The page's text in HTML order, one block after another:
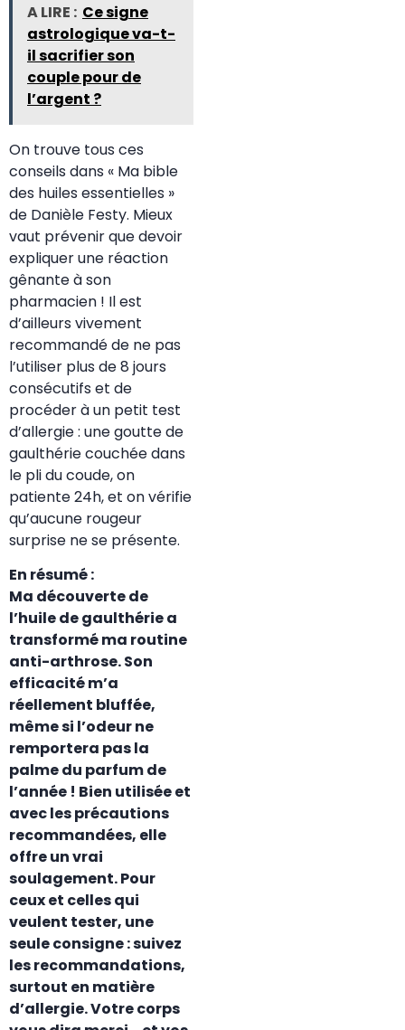
A LIRE : Ce signe
astrologique va-t-
il sacrifier son
couple pour de
l’argent ?
On trouve tous ces
conseils dans « Ma bible
des huiles essentielles »
de Danièle Festy. Mieux
vaut prévenir que devoir
expliquer une réaction
gênante à son
pharmacien ! Il est
d’ailleurs vivement
recommandé de ne pas
l’utiliser plus de 8 jours
consécutifs et de
procéder à un petit test
d’allergie : une goutte de
gaulthérie couchée dans
le pli du coude, on
patiente 24h, et on vérifie
qu’aucune rougeur
surprise ne se présente.
En résumé :
Ma découverte de
l’huile de gaulthérie a
transformé ma routine
anti-arthrose. Son
efficacité m’a
réellement bluffée,
même si l’odeur ne
remportera pas la
palme du parfum de
l’année ! Bien utilisée et
avec les précautions
recommandées, elle
offre un vrai
soulagement. Pour
ceux et celles qui
veulent tester, une
seule consigne : suivez
les recommandations,
surtout en matière
d’allergie. Votre corps